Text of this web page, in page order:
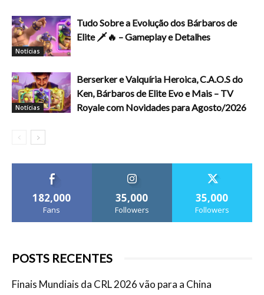
Notícias
Tudo Sobre a Evolução dos Bárbaros de
Elite 🗡️🔥 – Gameplay e Detalhes
Notícias
Berserker e Valquíria Heroica, C.A.O.S do
Ken, Bárbaros de Elite Evo e Mais – TV
Royale com Novidades para Agosto/2026
182,000
Fans
35,000
Followers
35,000
Followers
POSTS RECENTES
Finais Mundiais da CRL 2026 vão para a China